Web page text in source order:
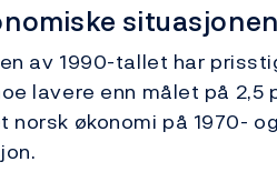
situasjonen
av 1990-tallet har
lavere enn målet på
norsk økonomi på 1970-